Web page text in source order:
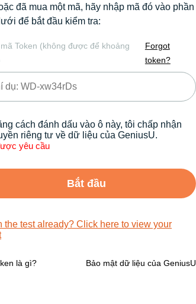
đã mua một mã, hãy nhập mã đó vào phần
để bắt đầu kiểm tra:
Token (không được để khoảng
Forgot
token?
cách đánh dấu vào ô này, tôi chấp nhận
riêng tư về dữ liệu của GeniusU.
yêu cầu
the test already? Click here to view your
là gì? Bảo mật dữ liệu của GeniusU